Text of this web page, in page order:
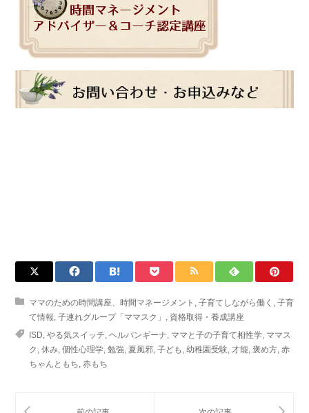
ママのための時間講座、時間マネージメント , 子育てしながら働く , 子育
て情報, 子連れグループ「ママスク」 , 資格取得・養成講座
ISD, やる気スイッチ, ヘルパンギーナ, ママと子の子育て相性学, ママス
ク , 休み, 個性心理学, 勉強, 夏風邪, 子ども , 幼稚園受験, 才能, 褒め方, 赤
ちゃんともち, 赤もち